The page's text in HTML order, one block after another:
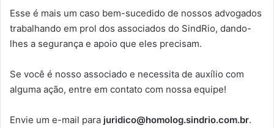
Esse é mais um caso bem-sucedido de nossos advogados
trabalhando em prol dos associados do SindRio, dando-
lhes a segurança e apoio que eles precisam.
Se você é nosso associado e necessita de auxílio com
alguma ação, entre em contato com nossa equipe!
Envie um e-mail para juridico@homolog.sindrio.com.br.